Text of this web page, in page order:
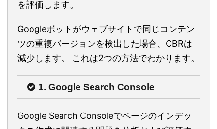
を評価します。
Googleボットがウェブサイトで同じコンテン
ツの重複バージョンを検出した場合、CBRは
減少します。 これは2つの方法でわかります。
1. Google Search Console
Google Search Consoleでページのインデッ